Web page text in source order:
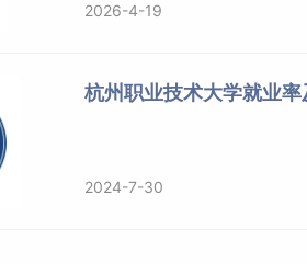
2026-4-19
杭州职业技术大学就业
2024-7-30